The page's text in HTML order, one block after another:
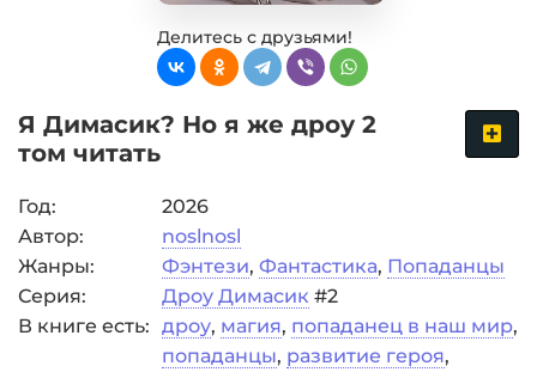
Делитесь с друзьями!
Я Димасик? Но я же дроу 2
том читать
Год:
2026
Автор:
noslnosl
Жанры:
Фэнтези, Фантастика, Попаданцы
Серия:
Дроу Димасик #2
В книге есть: дроу, магия, попаданец в наш мир,
попаданцы, развитие героя,